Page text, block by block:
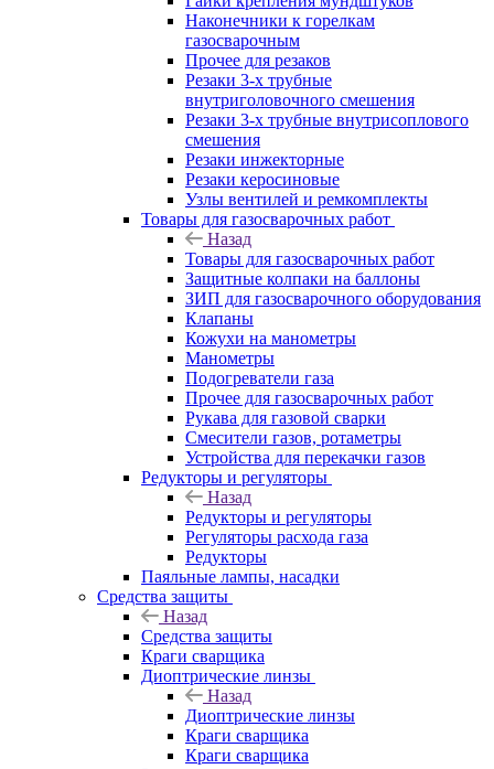
Наконечники к горелкам
газосварочным
Прочее для резаков
Резаки 3-х трубные
внутриголовочного смешения
Резаки 3-х трубные внутрисоплового
смешения
Резаки инжекторные
Резаки керосиновые
Узлы вентилей и ремкомплекты
Товары для газосварочных работ
Назад
Товары для газосварочных работ
Защитные колпаки на баллоны
ЗИП для газосварочного оборудования
Клапаны
Кожухи на манометры
Манометры
Подогреватели газа
Прочее для газосварочных работ
Рукава для газовой сварки
Смесители газов, ротаметры
Устройства для перекачки газов
Редукторы и регуляторы
Назад
Редукторы и регуляторы
Регуляторы расхода газа
Редукторы
Паяльные лампы, насадки
Средства защиты
Назад
Средства защиты
Краги сварщика
Диоптрические линзы
Назад
Диоптрические линзы
Краги сварщика
Краги сварщика